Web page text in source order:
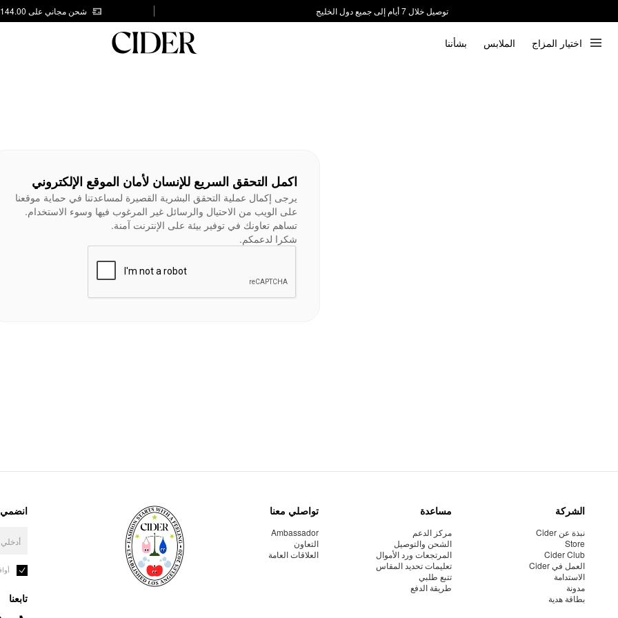
توصيل خلال 7 أيام إلى جميع دول الخليج
شحن مجاني على AED 144.00
اختيار المزاج الملابس بشأننا
اكمل التحقق السريع للإنسان لأمان الموقع الإلكتروني
يرجى إكمال عملية التحقق البشرية القصيرة لمساعدتنا في حماية موقعنا
على الويب من الاحتيال والرسائل غير المرغوب فيها وسوء الاستخدام.
تساهم تعاونك في توفير بيئة على الإنترنت آمنة.
شكرا لدعمكم.
الشركة
نبذة عن Cider
Store
Cider Club
العمل في Cider
الاستدامة
مدونة
بطاقة هدية
مساعدة
مركز الدعم
الشحن والتوصيل
المرتجعات ورد الأموال
تعليمات تحديد المقاس
تتبع طلبي
طريقة الدفع
تواصلي معنا
Ambassador
التعاون
العلاقات العامة
انضمي
تابعنا